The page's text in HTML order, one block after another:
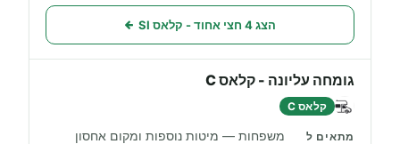
הצג 4 חצי אחוד - קלאס SI
גומחה עליונה - קלאס C
קלאס C
משפחות — מיטות נוספות ומקום אחסון